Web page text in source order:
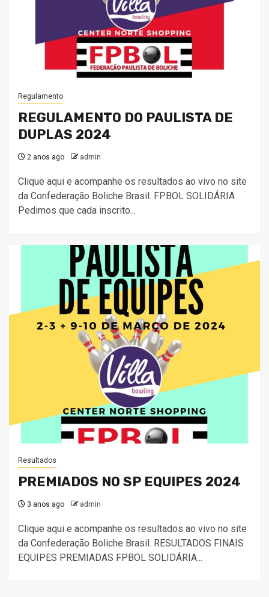
Regulamento
REGULAMENTO DO PAULISTA DE
DUPLAS 2024
2 anos ago admin
Clique aqui e acompanhe os resultados ao vivo no site
da Confederação Boliche Brasil. FPBOL SOLIDÁRIA
Pedimos que cada inscrito...
Resultados
PREMIADOS NO SP EQUIPES 2024
3 anos ago admin
Clique aqui e acompanhe os resultados ao vivo no site
da Confederação Boliche Brasil. RESULTADOS FINAIS
EQUIPES PREMIADAS FPBOL SOLIDÁRIA...